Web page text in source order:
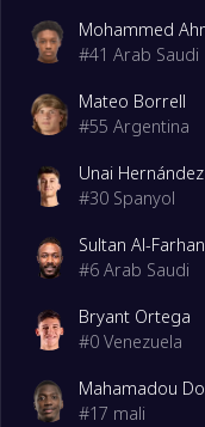
#41 Arab Saudi
Mateo Borrell
#55 Argentina
Unai Hernández
#30 Spanyol
Sultan Al-Farhan
#6 Arab Saudi
Bryant Ortega
#0 Venezuela
#17 mali